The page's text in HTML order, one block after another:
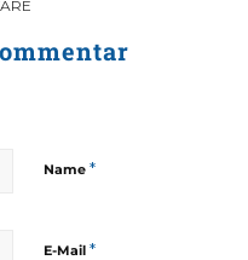
Name *
E-Mail *